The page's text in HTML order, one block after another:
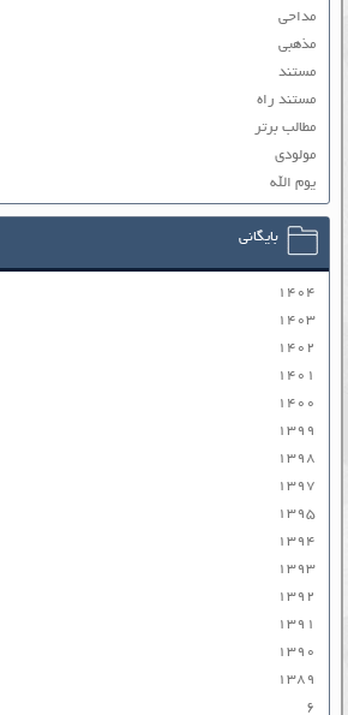
مداحی
مذهبی
مستند
مستند راه
مطالب برتر
مولودی
یوم الله
بایگانی
۱۴۰۴
۱۴۰۳
۱۴۰۲
۱۴۰۱
۱۴۰۰
۱۳۹۹
۱۳۹۸
۱۳۹۷
۱۳۹۵
۱۳۹۴
۱۳۹۳
۱۳۹۲
۱۳۹۱
۱۳۹۰
۱۳۸۹
۶